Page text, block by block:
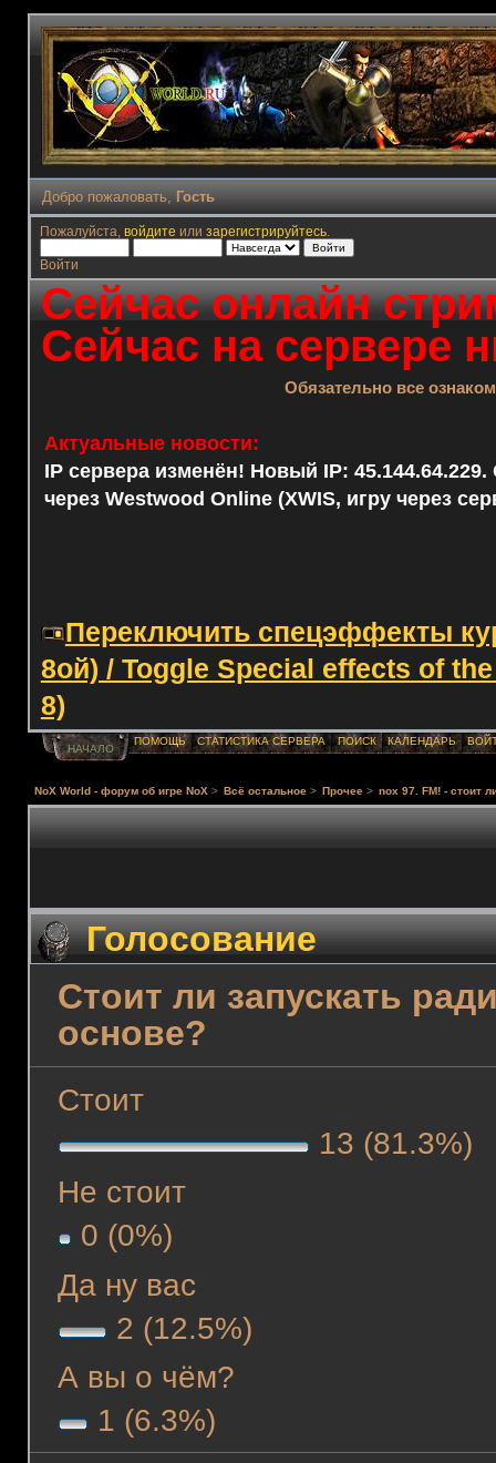
Добро пожаловать, Гость
Пожалуйста, войдите или зарегистрируйтесь.
Войти
Сейчас онлайн
Сейчас на сервере
Обязательно все
Актуальные новости:
IP сервера изменён! Новый IP: 45.144.64.229.
через Westwood Online (XWIS, игру через
Переключить спецэффекты
8ой) / Toggle Special effects of
8)
НАЧАЛО
ПОМОЩЬ СТАТИСТИКА СЕРВЕРА ПОИСК КАЛЕНДАРЬ
NoX World - форум об игре NoX > Всё остальное > Прочее > nox 97. FM! - стоит
Голосование
Стоит ли запускать
основе?
Стоит
13 (81.3%)
Не стоит
0 (0%)
Да ну вас
2 (12.5%)
А вы о чём?
1 (6.3%)